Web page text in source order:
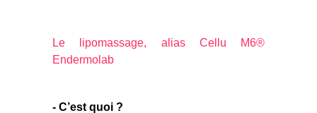
Le lipomassage, alias Cellu M6®
Endermolab
- C’est quoi ?